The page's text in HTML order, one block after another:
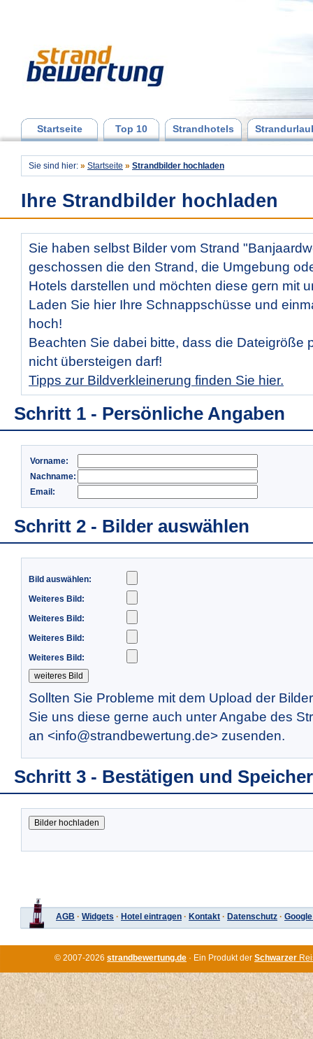
Startseite Top 10 Strandhotels
Sie sind hier: » Startseite » Strandbilder hochladen
Ihre Strandbilder hochladen
Sie haben selbst Bilder vom Strand
geschossen die den Strand, die Umgebung
Hotels darstellen und möchten diese gern mit
Laden Sie hier Ihre Schnappschüsse und
hoch!
Beachten Sie dabei bitte, dass die Dateigröße
nicht übersteigen darf!
Tipps zur Bildverkleinerung finden Sie hier.
Schritt 1 - Persönliche Angaben
Vorname:
Nachname:
Email:
Schritt 2 - Bilder auswählen
Bild auswählen:
Weiteres Bild:
Weiteres Bild:
Weiteres Bild:
Weiteres Bild:
Sollten Sie Probleme mit dem Upload der
Sie uns diese gerne auch unter Angabe des
an <info@strandbewertung.de> zusenden.
Schritt 3 - Bestätigen und
AGB · Widgets · Hotel eintragen · Kontakt · Datenschutz ·
© 2007-2026 strandbewertung.de · Ein Produkt der Schwarzer